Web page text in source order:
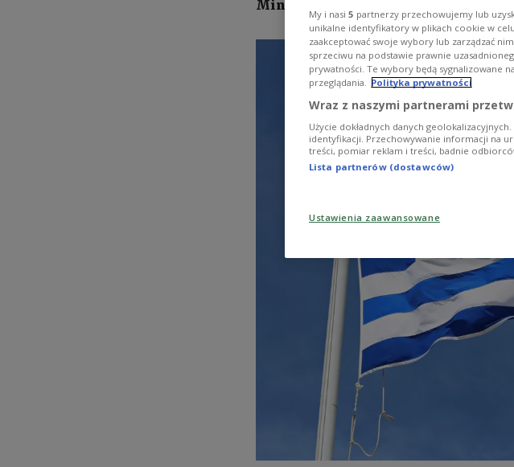
Minderheiten genannt.
My i nasi 5 partnerzy przechowujemy lub
unikalne identyfikatory w plikach cookie w
zaakceptować swoje wybory lub zarządzać
sprzeciwu na podstawie prawnie
prywatności. Te wybory będą sygnalizowane
przeglądania.
Polityka prywatności
Wraz z naszymi partnerami
Użycie dokładnych danych
identyfikacji. Przechowywanie informacji na
treści, pomiar reklam i treści, badnie
Lista partnerów (dostawców)
Ustawienia zaawansowane